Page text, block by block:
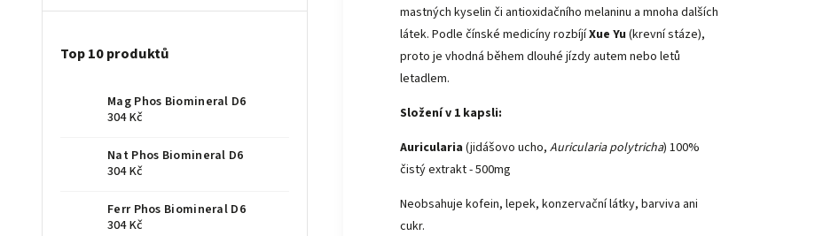
Top 10 produktů
Mag Phos Biomineral D6
304 Kč
Nat Phos Biomineral D6
304 Kč
Ferr Phos Biomineral D6
304 Kč
mastných kyselin či antioxidačního melaninu a mnoha dalších
látek. Podle čínské medicíny rozbíjíXue Yu (krevní stáze),
proto je vhodná během dlouhé jízdy autem nebo letů
letadlem.
Složení v 1 kapsli:
Auricularia (jidášovo ucho, Auricularia polytricha) 100%
čistý extrakt - 500mg
Neobsahuje kofein, lepek, konzervační látky, barviva ani
cukr.